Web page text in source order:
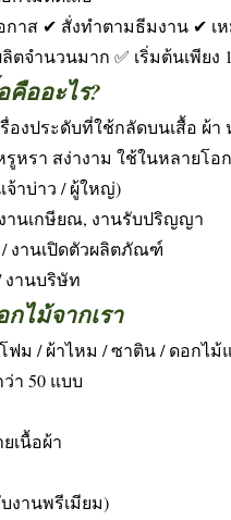
าส ✔ สั่งทำตามธีมงาน ✔ เ
ตจำนวนมาก ✅ เริ่มต้นเพียง
ออะไร?
องประดับที่ใช้กลัดบนเสื้อ ผ้
หรา สง่างาม ใช้ในหลายโอ
จ้าบ่าว / ผู้ใหญ่)
านเกษียณ, งานรับปริญญา
งานเปิดตัวผลิตภัณฑ์
งานบริษัท
ไม้จากเรา
ม / ผ้าไหม / ซาติน / ดอกไม้
า 50 แบบ
เนื้อผ้า
งานพรีเมียม)